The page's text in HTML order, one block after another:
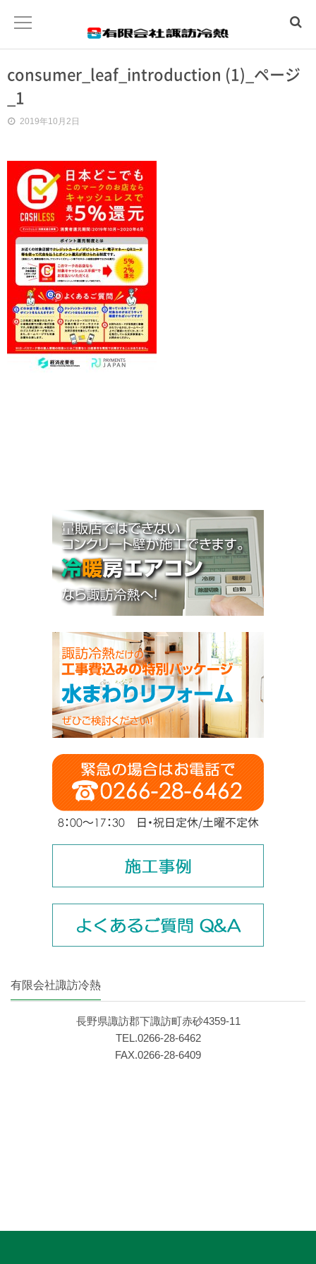
ホーム
水まわりトラブル
冷暖房工事
温泉工事
会社概要
お問合わせ
お知らせ
施工事例
consumer_leaf_introduction (1)_ページ
_1
2019年10月2日
有限会社諏訪冷熱
長野県諏訪郡下諏訪町赤砂4359‐11
TEL.0266‐28‐6462
FAX.0266‐28‐6409